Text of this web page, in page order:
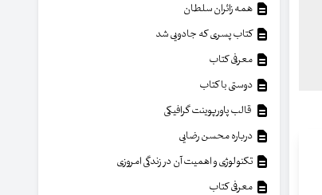
همه زائران سلطان
کتاب پسری که جادویی شد
معرفی کتاب
دوستی با کتاب
قالب پاورپوینت گرافیکی
درباره محسن رضایی
تکنولوژی و اهمیت آن در زندگی امروزی
معرفی کتاب